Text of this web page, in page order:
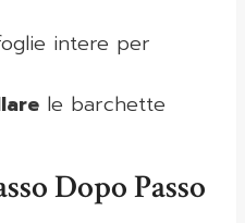
intere per
le barchette
Dopo Passo